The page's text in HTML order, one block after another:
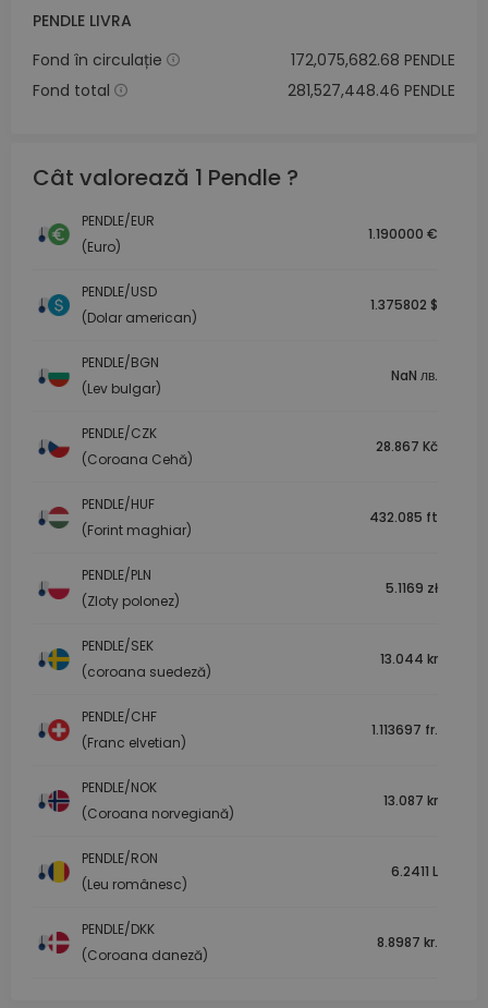
PENDLE LIVRA
Fond în circulație
172,075,682.68 PENDLE
Fond total
281,527,448.46 PENDLE
Cât valorează 1 Pendle ?
PENDLE/EUR
(Euro)
1.190000 €
PENDLE/USD
(Dolar american)
1.375802 $
PENDLE/BGN
(Lev bulgar)
NaN лв.
PENDLE/CZK
(Coroana Cehă)
28.867 Kč
PENDLE/HUF
(Forint maghiar)
432.085 ft
PENDLE/PLN
(Zloty polonez)
5.1169 zł
PENDLE/SEK
(coroana suedeză)
13.044 kr
PENDLE/CHF
(Franc elvetian)
1.113697 fr.
PENDLE/NOK
(Coroana norvegiană)
13.087 kr
PENDLE/RON
(Leu românesc)
6.2411 L
PENDLE/DKK
(Coroana daneză)
8.8987 kr.